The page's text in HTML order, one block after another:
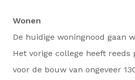
Wonen
De huidige woningnood gaan
Het vorige college heeft reeds
voor de bouw van ongeveer